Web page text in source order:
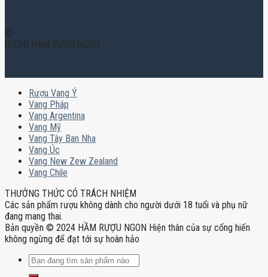
©
[2024] HẦM RƯỢU NGON
Rượu Vang Ý
Vang Pháp
Vang Argentina
Vang Mỹ
Vang Tây Ban Nha
Vang Úc
Vang New Zew Zealand
Vang Chile
THƯỞNG THỨC CÓ TRÁCH NHIỆM
Các sản phẩm rượu không dành cho người dưới 18 tuổi và phụ nữ
đang mang thai.
Bản quyền © 2024 HẦM RƯỢU NGON Hiện thân của sự cống hiến
không ngừng để đạt tới sự hoàn hảo
Tìm
kiếm: